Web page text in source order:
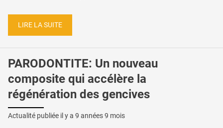
LIRE LA SUITE
PARODONTITE: Un nouveau
composite qui accélère la
régénération des gencives
Actualité publiée il y a 9 années 9 mois